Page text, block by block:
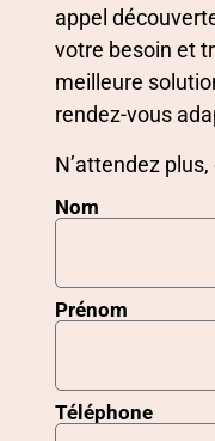
appel
votre besoin et
meilleure
rendez-vous
N’attendez
Nom
Prénom
Téléphone